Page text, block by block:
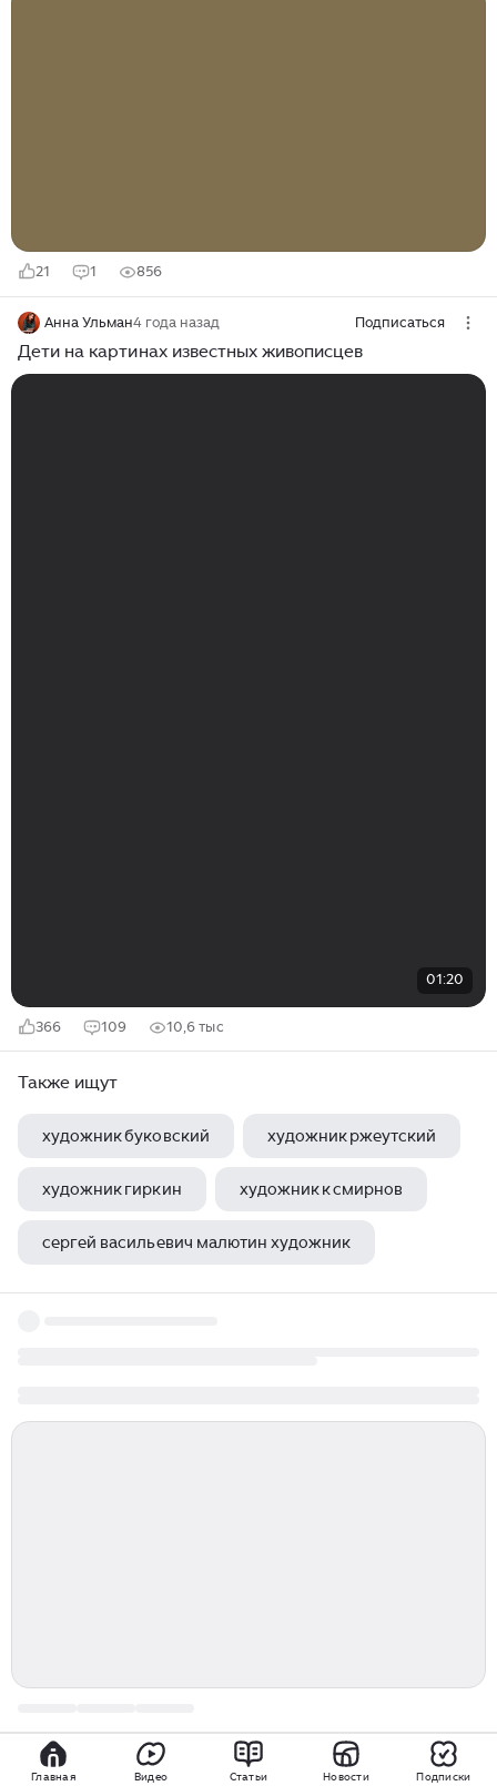
21 1 856
Анна Ульман4 года назад Подписаться
Дети на картинах известных живописцев
01:20
366 109 10,6 тыс
Также ищут
художник буковский художник ржеутский
художник гиркин художник к смирнов
сергей васильевич малютин художник
Главная Видео Статьи Новости Подписки